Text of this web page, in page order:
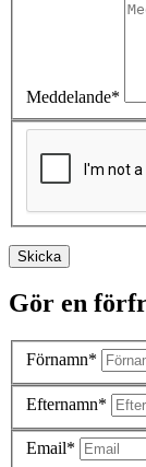
Meddelande*
Skicka
Gör en
Förnamn*
Efternamn*
Email*